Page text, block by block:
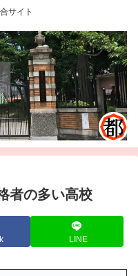
サイト
者の多い高校
LINE